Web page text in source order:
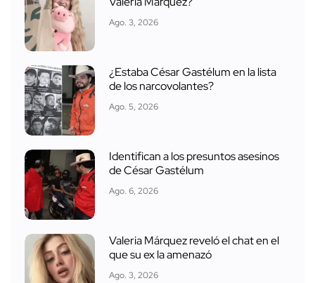
Ago. 3, 2026
¿Estaba César Gastélum en la lista
de los narcovolantes?
Ago. 5, 2026
Identifican a los presuntos asesinos
de César Gastélum
Ago. 6, 2026
Valeria Márquez reveló el chat en el
que su ex la amenazó
Ago. 3, 2026